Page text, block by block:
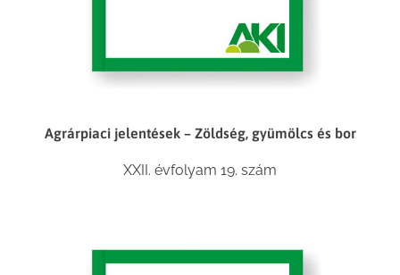
Agrárpiaci jelentések – Zöldség, gyümölcs és bor
XXII. évfolyam 19. szám